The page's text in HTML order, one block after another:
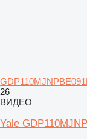
26
ВИДЕО
Yale